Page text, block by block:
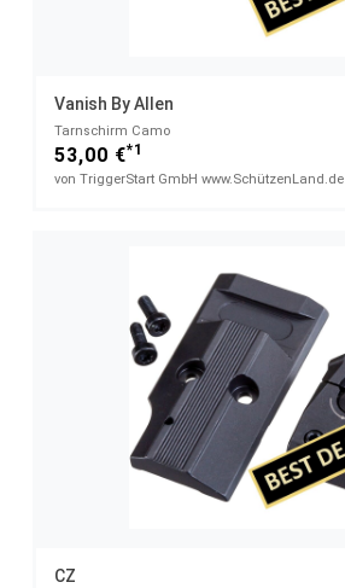
Vanish By Allen
Tarnschirm Camo
53,00 €*1
von TriggerStart GmbH www.SchützenLand.de
CZ